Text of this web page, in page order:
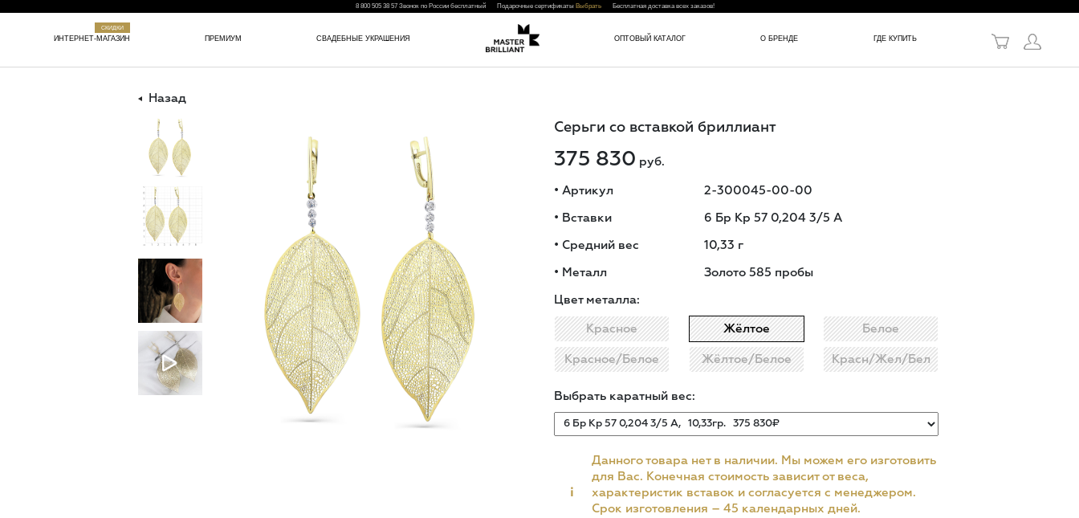
8 800 505 38 57Звонок по России бесплатный Подарочные сертификаты ВыбратьБесплатная доставка всех заказов!
СКИДКИ
ИНТЕРНЕТ-МАГАЗИН ПРЕМИУМ СВАДЕБНЫЕ УКРАШЕНИЯ ОПТОВЫЙ КАТАЛОГ О БРЕНДЕ ГДЕ КУПИТЬ
Назад
Серьги со вставкой бриллиант
375 830 руб.
• Артикул 2-300045-00-00
• Вставки 6 Бр Кр 57 0,204 3/5 А
• Средний вес 10,33 г
• Металл Золото 585 пробы
Цвет металла:
Красное Жёлтое Белое
Красное/Белое Жёлтое/Белое Красн/Жел/Бел
Выбрать каратный вес:
i
Данного товара нет в наличии. Мы можем его изготовить
для Вас. Конечная стоимость зависит от веса,
характеристик вставок и согласуется с менеджером.
Срок изготовления – 45 календарных дней.